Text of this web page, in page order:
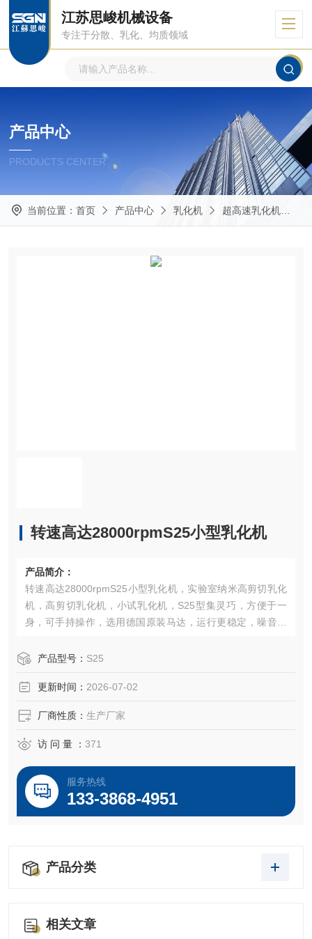
江苏思峻机械设备
专注于分散、乳化、均质领域
产品中心
PRODUCTS CENTER
当前位置： 首页 产品中心 乳化机 超高速乳化机
转速高达28000rpmS25小型乳化机
产品简介：
转速高达28000rpmS25小型乳化机，实验室纳米高剪切乳化
机，高剪切乳化机，小试乳化机，S25型集灵巧，方便于一
身，可手持操作，选用德国原装马达，运行更稳定，噪音更
选，轻松满足多种高要求分散，乳化的实验要求。
产品型号： S25
更新时间： 2026-07-02
厂商性质： 生产厂家
访 问 量 ： 371
服务热线
133-3868-4951
产品分类
相关文章